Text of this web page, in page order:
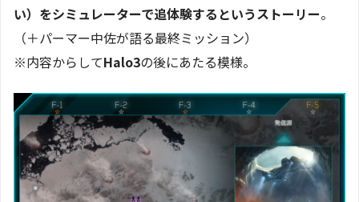
い）をシミュレーターで追体験するというストーリー。
（＋パーマー中佐が語る最終ミッション）
※内容からしてHalo3の後にあたる模様。